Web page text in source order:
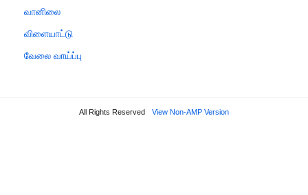
வானிலை
விளையாட்டு
வேலை வாய்ப்பு
All Rights Reserved View Non-AMP Version